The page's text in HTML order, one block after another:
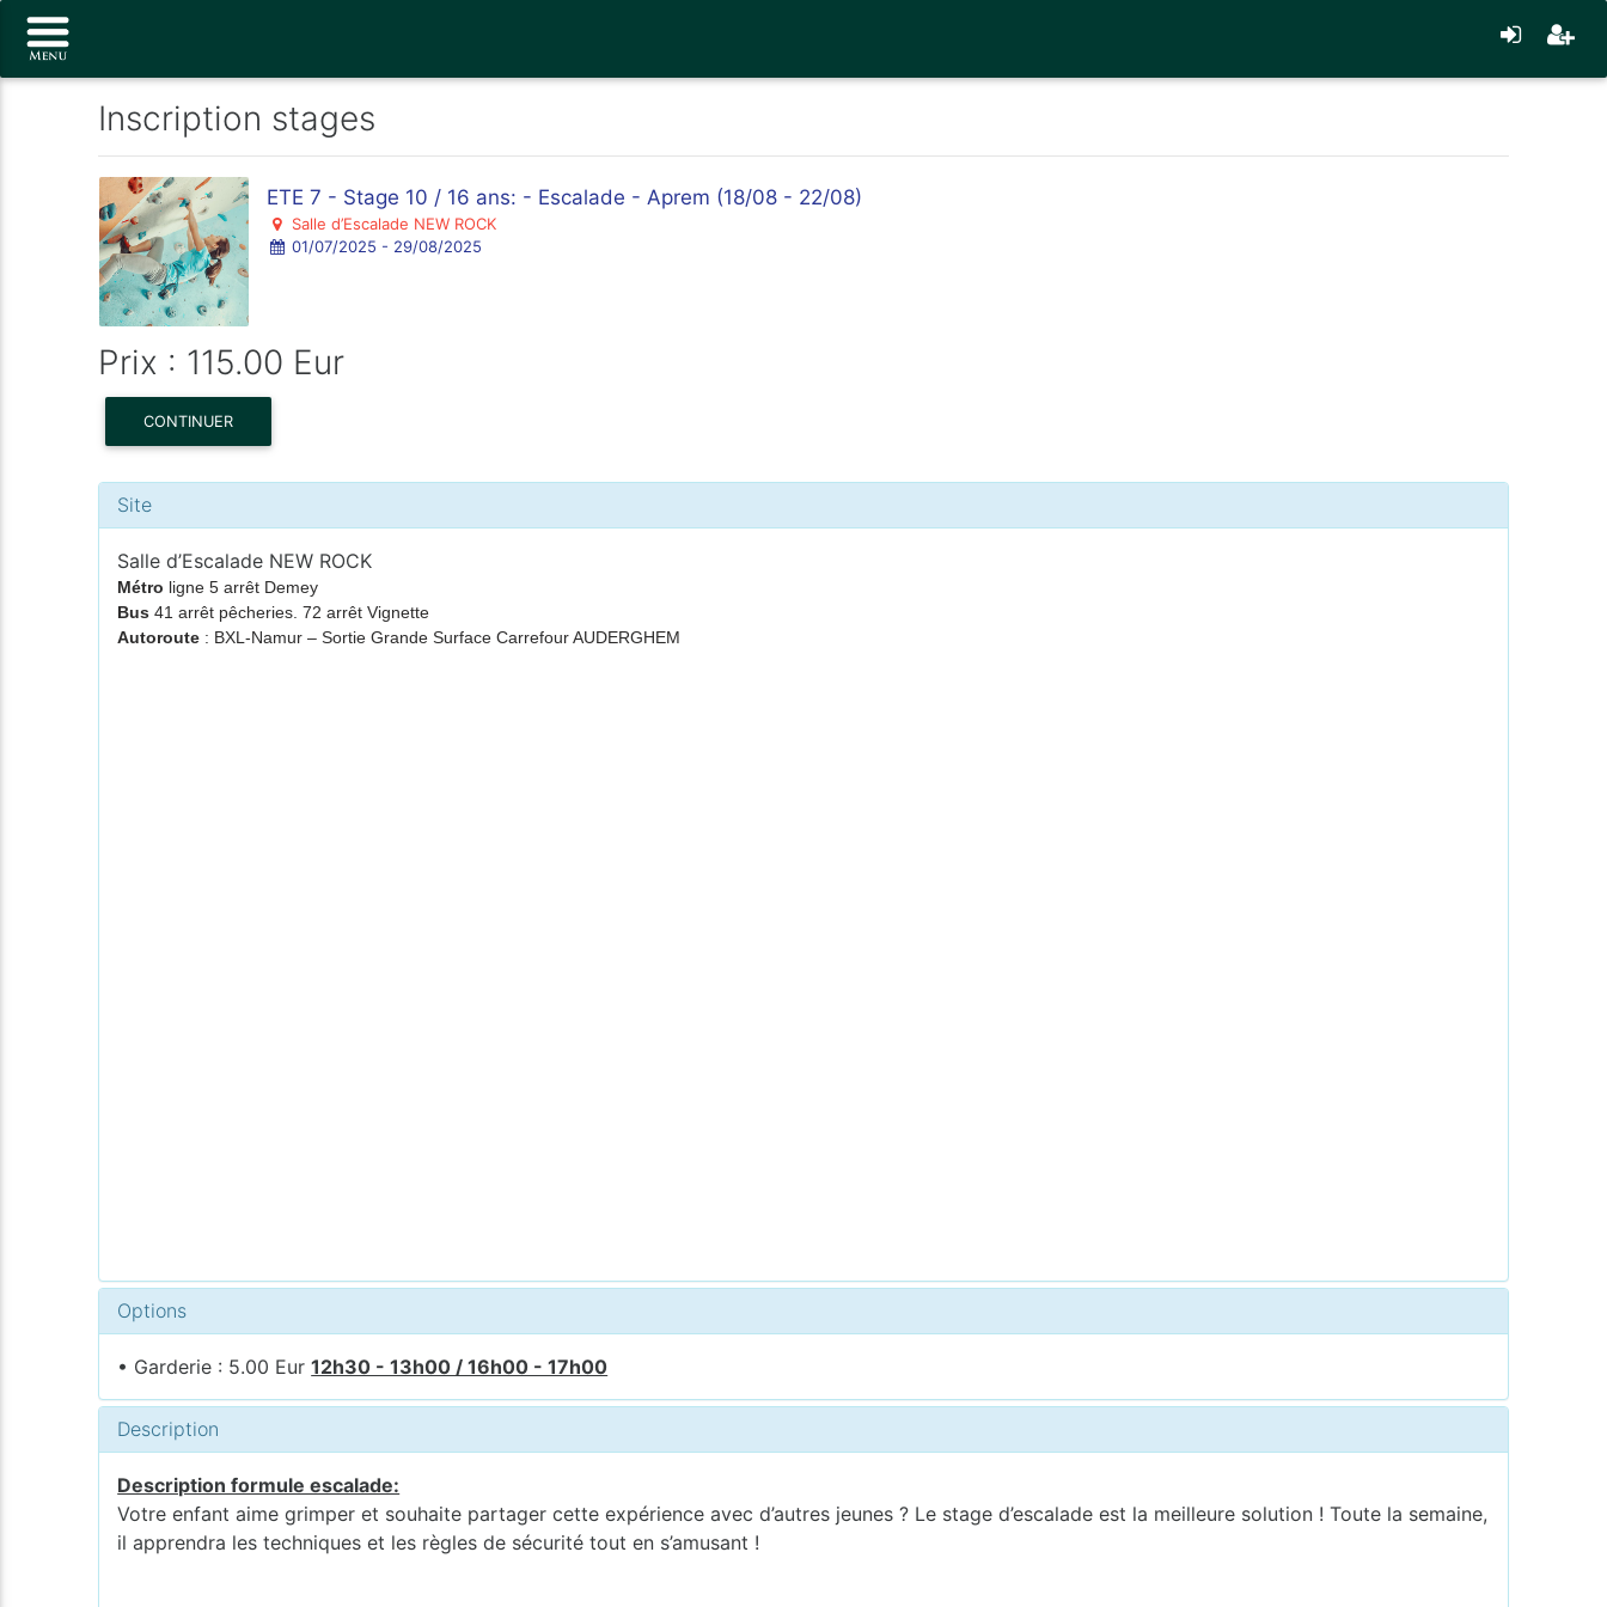
Inscription stages
ETE 7 - Stage 10 / 16 ans: - Escalade - Aprem (18/08 - 22/08)
Salle d’Escalade NEW ROCK
01/07/2025 - 29/08/2025
Prix : 115.00 Eur
CONTINUER
Site
Salle d’Escalade NEW ROCK
Métro ligne 5 arrêt Demey
Bus 41 arrêt pêcheries. 72 arrêt Vignette
Autoroute : BXL-Namur – Sortie Grande Surface Carrefour AUDERGHEM
Options
• Garderie : 5.00 Eur12h30 - 13h00 / 16h00 - 17h00
Description
Description formule escalade:
Votre enfant aime grimper et souhaite partager cette expérience avec d’autres jeunes ? Le stage d’escalade est la meilleure solution ! Toute la semaine,
il apprendra les techniques et les règles de sécurité tout en s’amusant !